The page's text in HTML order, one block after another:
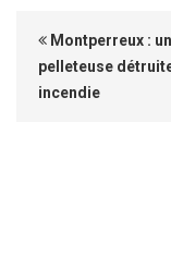
Montperreux :
pelleteuse
incendie